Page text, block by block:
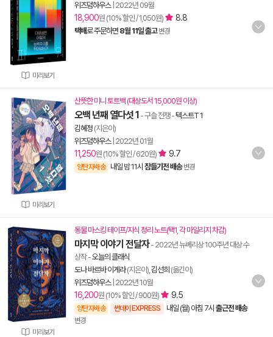
미리보기
위즈덤하우스| 2022년 09월
18,900원 (10% 할인 / 1,050원) 8.8
택배로 주문하면 8월 11일 출고 변경
미리보기
산뜻한 미니 토트백 (대상도서 15,000원 이상)
오백 년째 열다섯 1 - 구슬 전쟁-텍스트T 1
김혜정 (지은이)
위즈덤하우스| 2022년 01월
11,250원 (10% 할인 / 620원) 9.7
양탄자배송 내일 밤 11시 잠들기전 배송 변경
미리보기
동물 마스킹 테이프/지식 정리 노트(택1, 각 마일리지 차감)
마지막 이야기 전달자- 2022년 뉴베리상 100주년 대상 수
상작-오늘의 클래식
도나 바르바 이게라(지은이), 김선희 (옮긴이)
위즈덤하우스| 2022년 10월
16,200원 (10% 할인 / 900원) 9.5
양탄자배송 썬데이 EXPRESS 내일 (월) 아침 7시 출근전 배송
변경